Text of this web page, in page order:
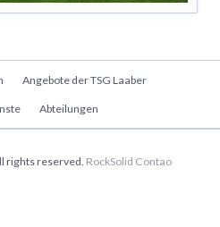
Angebote der TSG Laaber
Abteilungen
rights reserved. RockSolid Contao